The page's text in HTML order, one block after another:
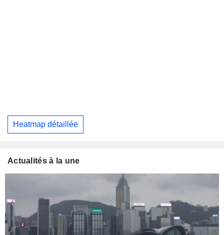
Heatmap détaillée
Actualités à la une